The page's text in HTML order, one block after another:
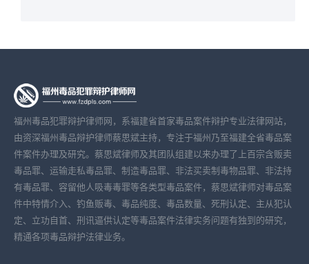
福州毒品犯罪辩护律师网，系福建省首家毒品案件辩护专业法律网站，
由资深福州毒品辩护律师蔡思斌主持，专注于福州乃至福建全省毒品案
件案件办理及研究。蔡思斌律师及其团队组建以来办理了上百宗含贩卖
毒品罪、运输走私毒品罪、制造毒品罪、非法买卖制毒物品罪、非法持
有毒品罪、容留他人吸毒毒罪等各类型毒品案件，蔡思斌律师对毒品案
件中特情介入、钓鱼贩毒、毒品纯度、毒品数量、死刑认定、主从犯认
定、立功自首、刑讯逼供认定等毒品案件法律实务问题有独到的研究，
精通各项毒品辩护法律业务。